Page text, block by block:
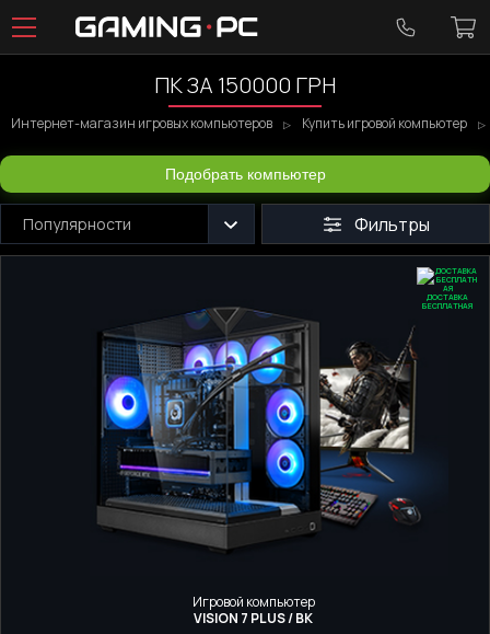
ПК ЗА 150000 ГРН
Интернет-магазин игровых компьютеров Купить игровой компьютер
Подобрать компьютер
Популярности Фильтры
ДОСТАВКА
БЕСПЛАТНАЯ
Игровой компьютер
VISION 7 PLUS / BK